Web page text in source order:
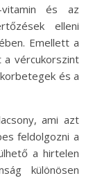
vitamin és az
elleni
Emellett a
a vércukorszint
és a
ami azt
feldolgozni a
a hirtelen
különösen